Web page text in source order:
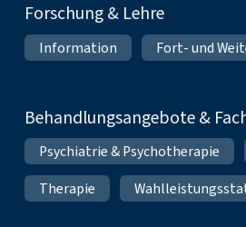
Forschung & Lehre
Information Fort- und
Behandlungsangebote &
Psychiatrie & Psychotherapie
Therapie